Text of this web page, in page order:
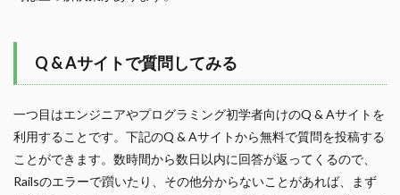
Q & Aサイトで質問してみる
一つ目はエンジニアやプログラミング初学者向けのQ & Aサイトを
利用することです。下記のQ & Aサイトから無料で質問を投稿する
ことができます。数時間から数日以内に回答が返ってくるので、
Railsのエラーで躓いたり、その他分からないことがあれば、まず